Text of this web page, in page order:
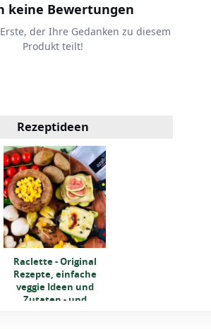
keine Bewertungen
der Ihre Gedanken zu diesem
Produkt teilt!
Rezeptideen
Raclette - Original
Rezepte, einfache
veggie Ideen und
Zutaten - und